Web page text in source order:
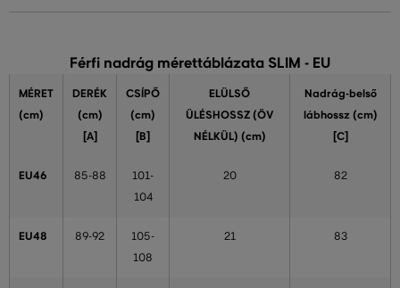
Férfi nadrág mérettáblázata SLIM - EU
MÉRET
(cm)
DERÉK
(cm)
[A]
CSÍPŐ
(cm)
[B]
ELÜLSŐ
ÜLÉSHOSSZ (ÖV
NÉLKÜL) (cm)
Nadrág-belső
lábhossz (cm)
[C]
EU46 85-88
101-
104
20 82
EU48 89-92
105-
108
21 83